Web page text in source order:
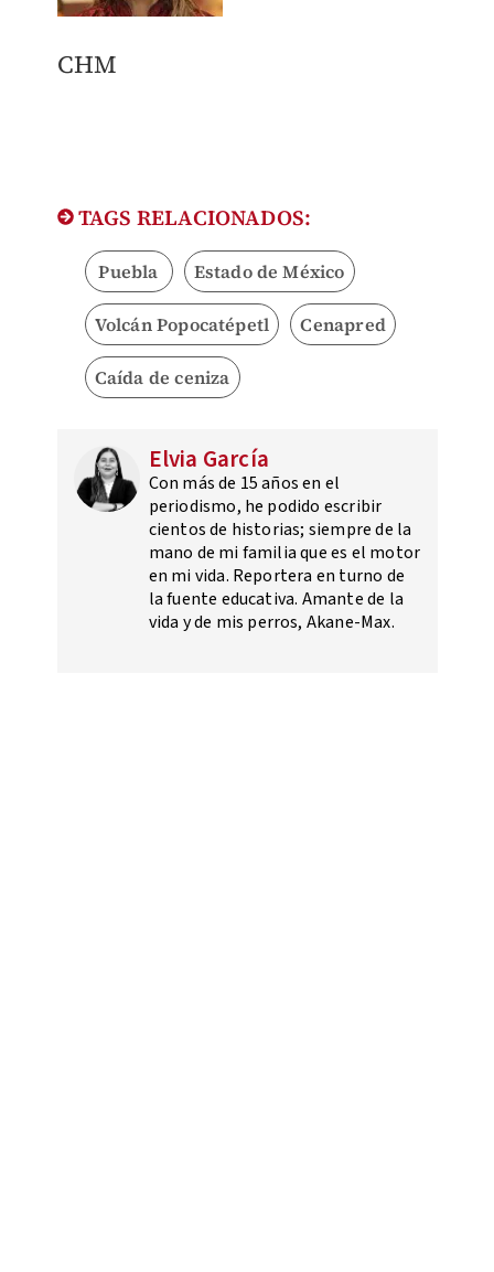
CHM
TAGS RELACIONADOS:
Puebla Estado de México
Volcán Popocatépetl Cenapred
Caída de ceniza
Elvia García
Con más de 15 años en el
periodismo, he podido escribir
cientos de historias; siempre de la
mano de mi familia que es el motor
en mi vida. Reportera en turno de
la fuente educativa. Amante de la
vida y de mis perros, Akane-Max.